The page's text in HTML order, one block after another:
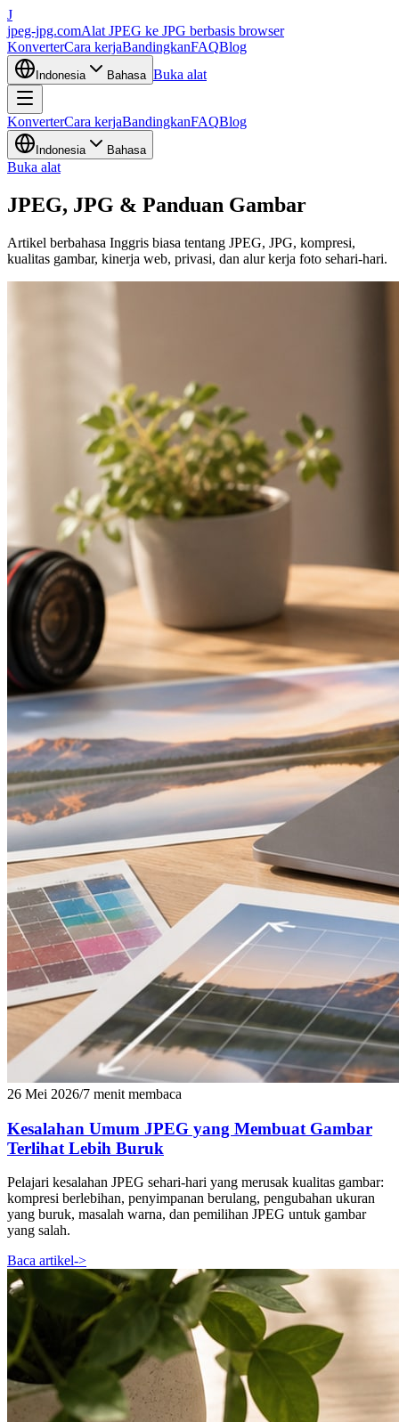
J
jpeg-jpg.comAlat JPEG ke JPG berbasis browser
KonverterCara kerjaBandingkanFAQBlog
Indonesia Bahasa Buka alat
KonverterCara kerjaBandingkanFAQBlog
Indonesia Bahasa
Buka alat
JPEG, JPG & Panduan Gambar
Artikel berbahasa Inggris biasa tentang JPEG, JPG, kompresi,
kualitas gambar, kinerja web, privasi, dan alur kerja foto sehari-hari.
26 Mei 2026/7 menit membaca
Kesalahan Umum JPEG yang Membuat Gambar
Terlihat Lebih Buruk
Pelajari kesalahan JPEG sehari-hari yang merusak kualitas gambar:
kompresi berlebihan, penyimpanan berulang, pengubahan ukuran
yang buruk, masalah warna, dan pemilihan JPEG untuk gambar
yang salah.
Baca artikel->